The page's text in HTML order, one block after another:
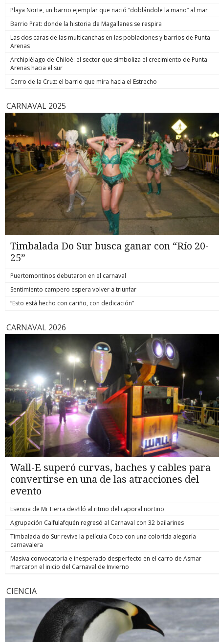
Playa Norte, un barrio ejemplar que nació “doblándole la mano” al mar
Barrio Prat: donde la historia de Magallanes se respira
Las dos caras de las multicanchas en las poblaciones y barrios de Punta
Arenas
Archipiélago de Chiloé: el sector que simboliza el crecimiento de Punta
Arenas hacia el sur
Cerro de la Cruz: el barrio que mira hacia el Estrecho
CARNAVAL 2025
Timbalada Do Sur busca ganar con “Río 20-
25”
Puertomontinos debutaron en el carnaval
Sentimiento campero espera volver a triunfar
“Esto está hecho con cariño, con dedicación”
CARNAVAL 2026
Wall-E superó curvas, baches y cables para
convertirse en una de las atracciones del
evento
Esencia de Mi Tierra desfiló al ritmo del caporal nortino
Agrupación Calfulafquén regresó al Carnaval con 32 bailarines
Timbalada do Sur revive la película Coco con una colorida alegoría
carnavalera
Masiva convocatoria e inesperado desperfecto en el carro de Asmar
marcaron el inicio del Carnaval de Invierno
CIENCIA